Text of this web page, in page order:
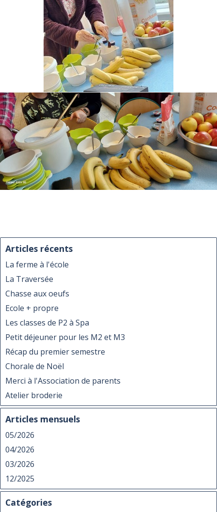
Articles récents
La ferme à l'école
La Traversée
Chasse aux oeufs
Ecole + propre
Les classes de P2 à Spa
Petit déjeuner pour les M2 et M3
Récap du premier semestre
Chorale de Noël
Merci à l'Association de parents
Atelier broderie
Articles mensuels
05/2026
04/2026
03/2026
12/2025
Catégories